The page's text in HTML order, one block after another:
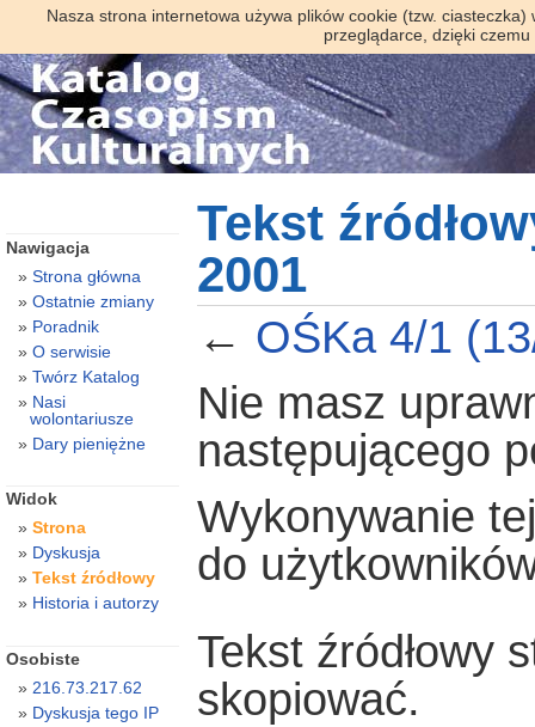
Nasza strona internetowa używa plików cookie (tzw.
przeglądarce, dzięki
Tekst
2001
← OŚKa 4/1
Nie masz
następującego
Wykonywanie
do
Tekst źródłowy
skopiować.
Nawigacja
Strona główna
Ostatnie zmiany
Poradnik
O serwisie
Twórz Katalog
Nasi
wolontariusze
Dary pieniężne
Widok
Strona
Dyskusja
Tekst źródłowy
Historia i autorzy
Osobiste
216.73.217.62
Dyskusja tego IP